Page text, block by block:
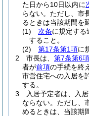
た日から10日以内に
らない。 ただし、市
るときは当該期間を
(1)
次条に規定する
すること。
(2)
第17条第1項に
2
市長は、 第7条第6項
者が前項の手続を終
市営住宅への入居を
する。
3
入居予定者は、入
ならない。 ただし、
めるときは、当該期